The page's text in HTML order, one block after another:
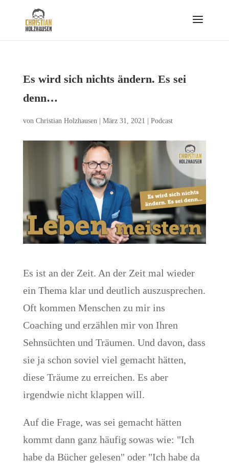
Es wird sich nichts ändern. Es sei
denn…
von Christian Holzhausen| März 31, 2021 Podcast
Es ist an der Zeit. An der Zeit mal wieder
ein Thema klar und deutlich auszusprechen.
Oft kommen Menschen zu mir ins
Coaching und erzählen mir von Ihren
Sehnsüchten und Träumen. Und davon, dass
sie ja schon soviel viel gemacht hätten,
diese Träume zu erreichen. Es aber
irgendwie nicht klappen will.
Auf die Frage, was sei gemacht hätten
kommt dann ganz häufig sowas wie: "Ich
habe da Bücher gelesen" oder "Ich habe da